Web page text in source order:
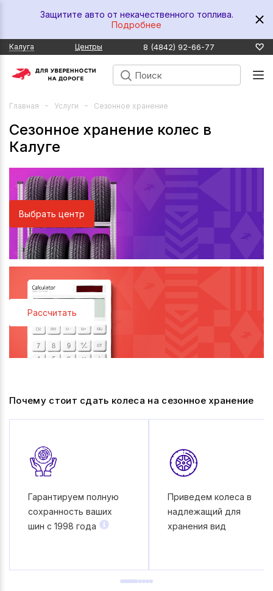
Защитите авто от некачественного топлива.
Подробнее
Калуга Центры 8 (4842) 92-66-77
Главная Услуги Сезонное хранение
Сезонное хранение колес в
Калуге
Выбрать центр
Рассчитать
Почему стоит сдать колеса на сезонное хранение
Гарантируем полную
сохранность ваших
шин с 1998 года
Приведем колеса в
надлежащий для
хранения вид